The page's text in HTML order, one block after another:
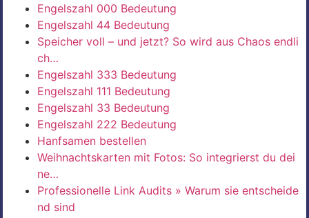
Engelszahl 000 Bedeutung
Engelszahl 44 Bedeutung
Speicher voll – und jetzt? So wird aus Chaos endli
ch…
Engelszahl 333 Bedeutung
Engelszahl 111 Bedeutung
Engelszahl 33 Bedeutung
Engelszahl 222 Bedeutung
Hanfsamen bestellen
Weihnachtskarten mit Fotos: So integrierst du dei
ne…
Professionelle Link Audits » Warum sie entscheide
nd sind